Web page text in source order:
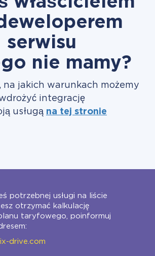
serwisu
nie mamy?
na jakich warunkach możemy
integrację
usługą na tej stronie
potrzebnej usługi na liście
otrzymać kalkulację
taryfowego, poinformuj
drive.com